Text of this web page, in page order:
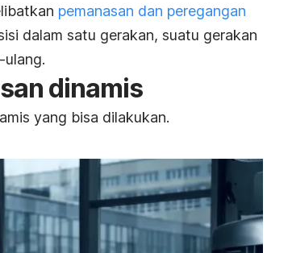
pemanasan dan peregangan
dalam satu gerakan, suatu gerakan
ulang.
dinamis
yang bisa dilakukan.